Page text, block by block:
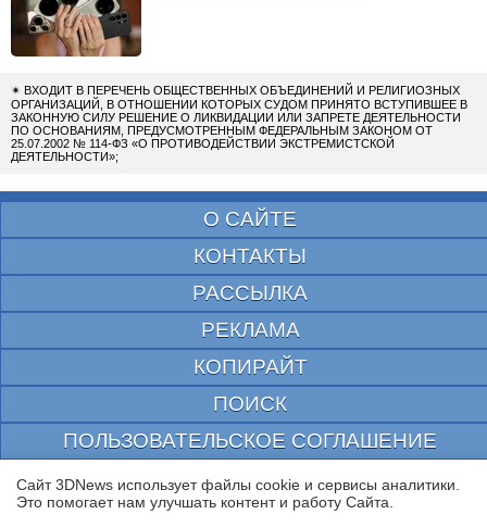
✴ ВХОДИТ В ПЕРЕЧЕНЬ ОБЩЕСТВЕННЫХ ОБЪЕДИНЕНИЙ И РЕЛИГИОЗНЫХ
ОРГАНИЗАЦИЙ, В ОТНОШЕНИИ КОТОРЫХ СУДОМ ПРИНЯТО ВСТУПИВШЕЕ В
ЗАКОННУЮ СИЛУ РЕШЕНИЕ О ЛИКВИДАЦИИ ИЛИ ЗАПРЕТЕ ДЕЯТЕЛЬНОСТИ
ПО ОСНОВАНИЯМ, ПРЕДУСМОТРЕННЫМ ФЕДЕРАЛЬНЫМ ЗАКОНОМ ОТ
25.07.2002 № 114-ФЗ «О ПРОТИВОДЕЙСТВИИ ЭКСТРЕМИСТСКОЙ
ДЕЯТЕЛЬНОСТИ»;
О САЙТЕ
КОНТАКТЫ
РАССЫЛКА
РЕКЛАМА
КОПИРАЙТ
ПОИСК
ПОЛЬЗОВАТЕЛЬСКОЕ СОГЛАШЕНИЕ
ЗАЩИЩЕНО CURATOR
© 1997—2026 Электронное периодическое издание "3ДНьюс" | Свидетельство о
Сайт 3DNews использует файлы cookie и сервисы аналитики.
Это помогает нам улучшать контент и работу Cайта.